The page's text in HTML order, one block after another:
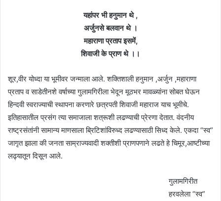
यहांपर भी हनुमान थे ,
अर्जुनसे बलवान थे ।
महाराणा प्रताप इसमें,
शिवाजी के प्राण थे ।।
शूर,वीर योध्दा या भूमीवर जन्माला आले. शक्तिशाली हनुमान ,अर्जुन ,महाराणा
प्रताप व साडेतीनशे वर्षाच्या गुलामगिरीला भेदून मूठभर मावळ्यांना सोबत घेऊन
हिन्दवी स्वराज्याची स्थापना करणारे छत्रपती शिवाजी महाराज याच भूमीचे.
इतिहासातील प्रसंग त्या समाजाला शत्रूशी लढण्याची प्रेरणा देतात. वंदनीय
राष्ट्रसंतांनी सामान्य माणसाला ब्रिटिशांविरुध्द लढण्यासाठी सिध्द केले. एकदा “स्व”
जागृत झाला की जनता साम्राज्यवादी शक्तीशी प्राणपणाने लढते हे चिमूर,आष्टीच्या
लढ्यातून दिसून आले.
गुलामगिरीत
हरवलेला “स्व”